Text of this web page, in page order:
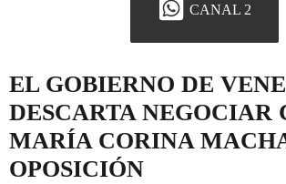
CANAL 2
EL GOBIERNO DE
DESCARTA NEGOCIAR
MARÍA CORINA
OPOSICIÓN